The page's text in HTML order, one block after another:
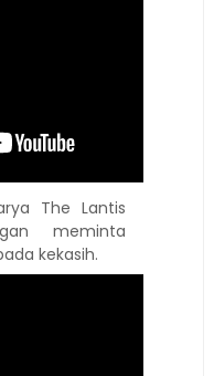
The Lantis
meminta
kekasih.